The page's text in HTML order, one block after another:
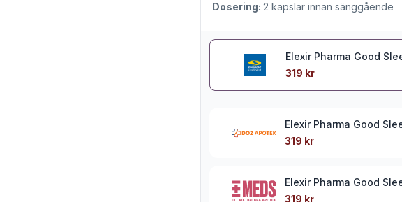
Dosering: 2 kapslar innan sänggående
Elexir Pharma Good
319 kr
Elexir Pharma Good
319 kr
Elexir Pharma Good
319 kr